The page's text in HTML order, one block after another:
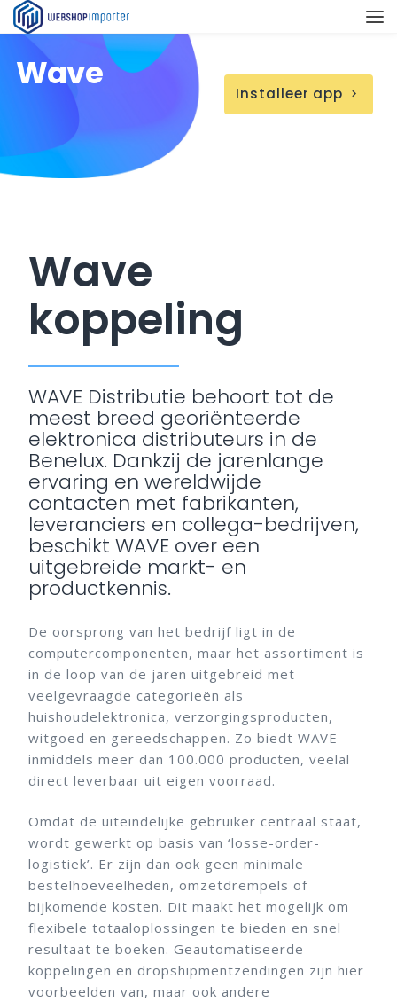
Wave Installeer app chevron_right
Wave
koppeling
WAVE Distributie behoort tot de
meest breed georiënteerde
elektronica distributeurs in de
Benelux. Dankzij de jarenlange
ervaring en wereldwijde
contacten met fabrikanten,
leveranciers en collega-bedrijven,
beschikt WAVE over een
uitgebreide markt- en
productkennis.
De oorsprong van het bedrijf ligt in de
computercomponenten, maar het assortiment is
in de loop van de jaren uitgebreid met
veelgevraagde categorieën als
huishoudelektronica, verzorgingsproducten,
witgoed en gereedschappen. Zo biedt WAVE
inmiddels meer dan 100.000 producten, veelal
direct leverbaar uit eigen voorraad.
Omdat de uiteindelijke gebruiker centraal staat,
wordt gewerkt op basis van ‘losse-order-
logistiek’. Er zijn dan ook geen minimale
bestelhoeveelheden, omzetdrempels of
bijkomende kosten. Dit maakt het mogelijk om
flexibele totaaloplossingen te bieden en snel
resultaat te boeken. Geautomatiseerde
koppelingen en dropshipmentzendingen zijn hier
voorbeelden van, maar ook andere